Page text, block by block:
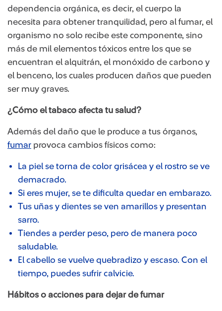
dependencia orgánica, es decir, el cuerpo la
necesita para obtener tranquilidad, pero al fumar, el
organismo no solo recibe este componente, sino
más de mil elementos tóxicos entre los que se
encuentran el alquitrán, el monóxido de carbono y
el benceno, los cuales producen daños que pueden
ser muy graves.
¿Cómo el tabaco afecta tu salud?
Además del daño que le produce a tus órganos,
fumar provoca cambios físicos como:
La piel se torna de color grisácea y el rostro se ve
demacrado.
Si eres mujer, se te dificulta quedar en embarazo.
Tus uñas y dientes se ven amarillos y presentan
sarro.
Tiendes a perder peso, pero de manera poco
saludable.
El cabello se vuelve quebradizo y escaso. Con el
tiempo, puedes sufrir calvicie.
Hábitos o acciones para dejar de fumar